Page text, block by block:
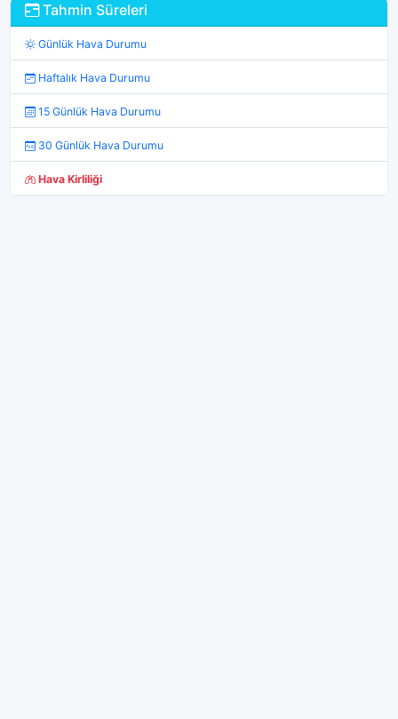
Tahmin Süreleri
Günlük Hava Durumu
Haftalık Hava Durumu
15 Günlük Hava Durumu
30 Günlük Hava Durumu
Hava Kirliliği